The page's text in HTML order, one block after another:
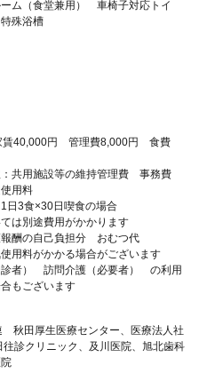
ム（食堂兼用） 車椅子対応トイ
殊浴槽
賃40,000円 管理費8,000円 食費
共用施設等の維持管理費 事務費
用料
日3食×30日喫食の場合
は別途費用がかかります
報酬の自己負担分 おむつ代
用料がかかる場合がございます
診者） 訪問介護（必要者） の利用
もございます
秋田厚生医療センター、医療法人社
往診クリニック、及川医院、旭北歯科